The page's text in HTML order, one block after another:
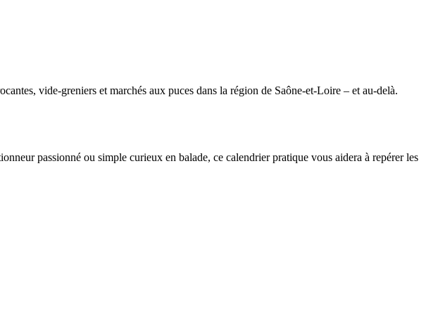
vide-greniers et marchés aux puces dans la région de Saône-et-Loire – et au-delà.
passionné ou simple curieux en balade, ce calendrier pratique vous aidera à repérer les